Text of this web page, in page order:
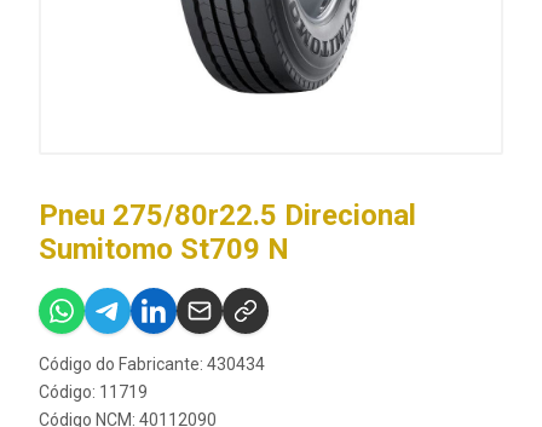
Pneu 275/80r22.5 Direcional
Sumitomo St709 N
Código do Fabricante: 430434
Código: 11719
Código NCM: 40112090